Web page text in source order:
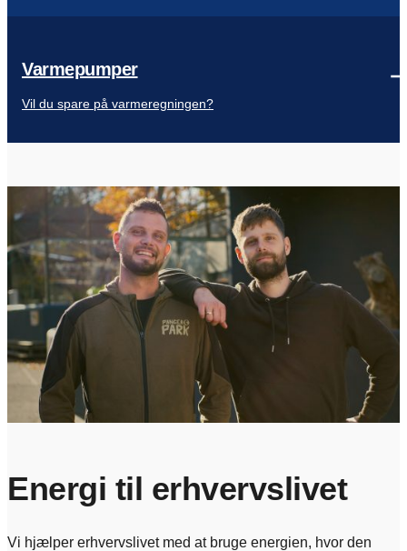
Varmepumper
Vil du spare på varmeregningen?
Energi til erhvervslivet
Vi hjælper erhvervslivet med at bruge energien, hvor den